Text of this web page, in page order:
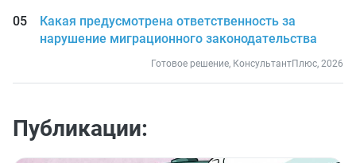
Какая предусмотрена ответственность за
нарушение миграционного законодательства
Готовое решение, КонсультантПлюс, 2026
Публикации: